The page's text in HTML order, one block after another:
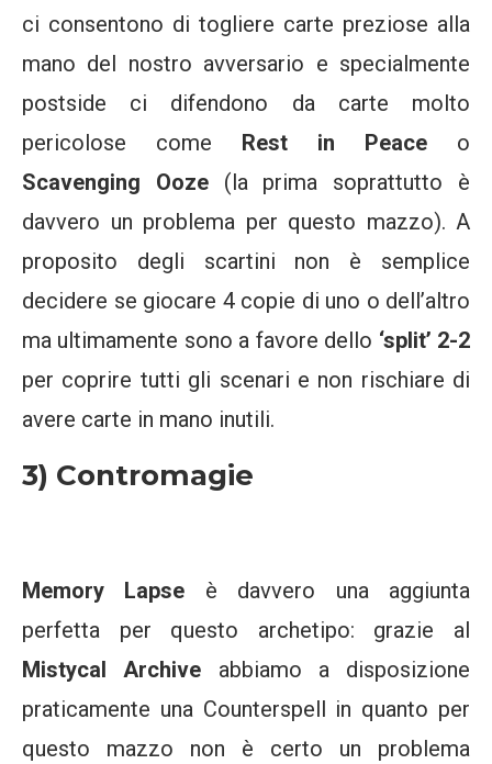
ci consentono di togliere carte preziose alla
mano del nostro avversario e specialmente
postside ci difendono da carte molto
pericolose come Rest in Peace o
Scavenging Ooze(la prima soprattutto è
davvero un problema per questo mazzo). A
proposito degli scartini non è semplice
decidere se giocare 4 copie di uno o dell’altro
ma ultimamente sono a favore dello ‘split’ 2-2
per coprire tutti gli scenari e non rischiare di
avere carte in mano inutili.
3) Contromagie
Memory Lapse è davvero una aggiunta
perfetta per questo archetipo: grazie al
Mistycal Archive abbiamo a disposizione
praticamente una Counterspell in quanto per
questo mazzo non è certo un problema